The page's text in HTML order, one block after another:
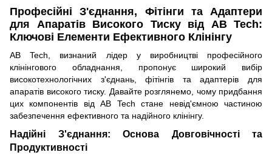
Професійні З'єднання, Фітінги та Адаптери
для Апаратів Високого Тиску від AB Tech:
Ключові Елементи Ефективного Клінінгу
AB Tech, визнаний лідер у виробництві професійного
клінінгового обладнання, пропонує широкий вибір
високотехнологічних з'єднань, фітінгів та адаптерів для
апаратів високого тиску. Давайте розглянемо, чому придбання
цих компонентів від AB Tech стане невід'ємною частиною
забезпечення ефективного та надійного клінінгу.
Надійні З'єднання: Основа Довговічності та
Продуктивності